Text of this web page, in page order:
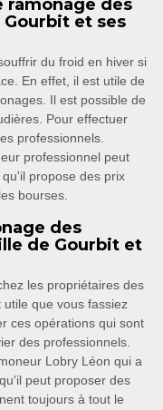
ramonage des
et ses
du froid en hiver si
En effet, il est utile de
Il est possible de
Pour effectuer
professionnels.
professionnel peut
propose des prix
bourses.
des
de Gourbit et
les propriétaires des
que vous fassiez
ces opérations qui sont
des professionnels.
Lobry Léon qui a
peut proposer des
toujours à tout le